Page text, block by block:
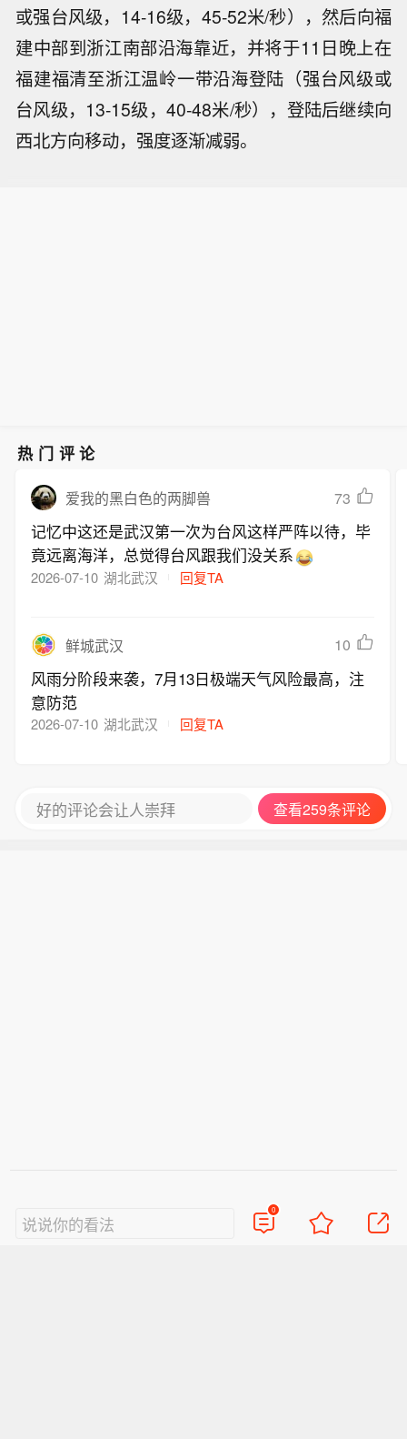
或强台风级，14-16级，45-52米/秒），然后向福
建中部到浙江南部沿海靠近，并将于11日晚上在
福建福清至浙江温岭一带沿海登陆（强台风级或
台风级，13-15级，40-48米/秒），登陆后继续向
西北方向移动，强度逐渐减弱。
热门评论
爱我的黑白色的两脚兽 73
记忆中这还是武汉第一次为台风这样严阵以待，毕
竟远离海洋，总觉得台风跟我们没关系
2026-07-10 湖北武汉 回复TA
鲜城武汉 10
风雨分阶段来袭，7月13日极端天气风险最高，注
意防范
2026-07-10 湖北武汉 回复TA
好的评论会让人崇拜 查看259条评论
说说你的看法
0